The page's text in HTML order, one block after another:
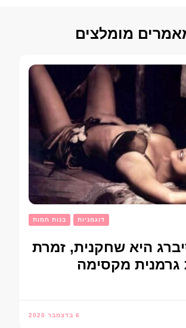
מומלצים
בנות חמות דוגמניות
היא שחקנית, זמרת
גרמנית מקסימה
6 בדצמבר 2020